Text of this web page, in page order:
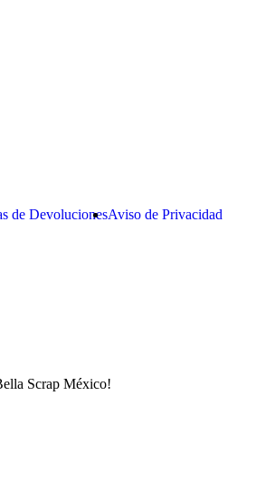
de DevolucionesAviso de Privacidad
Scrap México!